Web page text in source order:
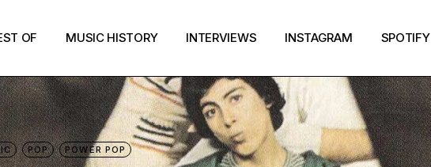
OF MUSIC HISTORY INTERVIEWS INSTAGRAM SPOTIFY
POP POWER POP